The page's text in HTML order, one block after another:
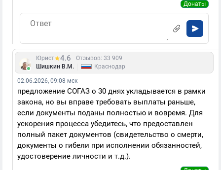
Донаты
Юрист 4.6
Отзывов: 33 909
Шишкин В.М.
Краснодар
02.06.2026, 09:08 мск
предложение СОГАЗ о 30 днях укладывается в рамки
закона, но вы вправе требовать выплаты раньше,
если документы поданы полностью и вовремя. Для
ускорения процесса убедитесь, что предоставлен
полный пакет документов (свидетельство о смерти,
документы о гибели при исполнении обязанностей,
удостоверение личности и т.д.).